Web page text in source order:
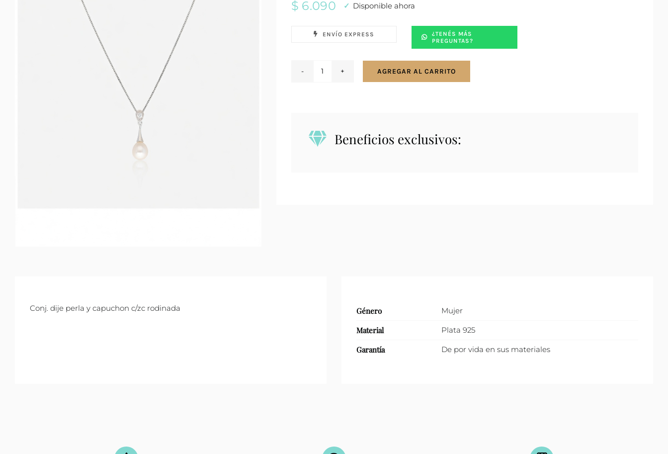
$ 6.090 Disponible ahora
ENVÍO EXPRESS
¿TENÉS MÁS
PREGUNTAS?
dije
con
AGREGAR AL CARRITO
Beneficios exclusivos:
Conj. dije perla y capuchon c/zc rodinada Género Mujer
Material Plata 925
Garantía De por vida en sus materiales